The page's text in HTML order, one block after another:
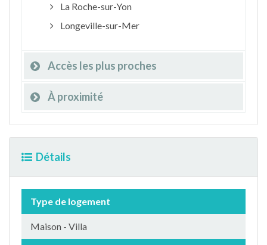
La Roche-sur-Yon
Longeville-sur-Mer
Accès les plus proches
À proximité
Détails
Type de logement
Maison - Villa